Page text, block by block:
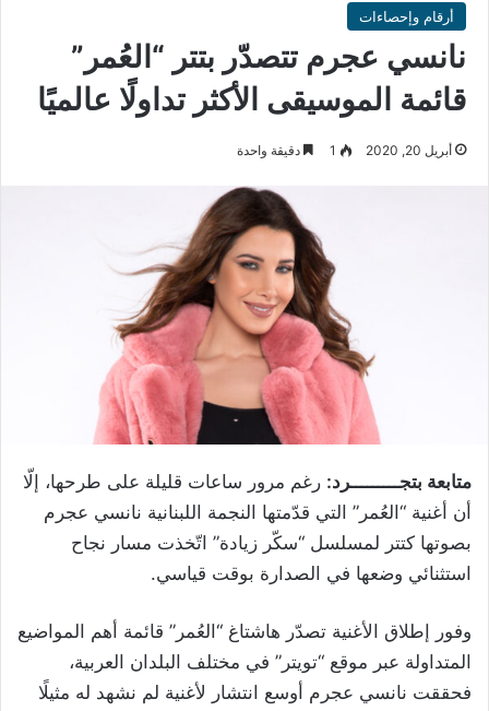
أرقام وإحصاءات
نانسي عجرم تتصدّر بتتر “العُمر”
قائمة الموسيقى الأكثر تداولًا عالميًا
أبريل 20, 2020 1 دقيقة واحدة
متابعة بتجـــــــــرد: رغم مرور ساعات قليلة على طرحها، إلّا
أن أغنية “العُمر” التي قدّمتها النجمة اللبنانية نانسي عجرم
بصوتها كتتر لمسلسل “سكّر زيادة” اتّخذت مسار نجاح
استثنائي وضعها في الصدارة بوقت قياسي.
وفور إطلاق الأغنية تصدّر هاشتاغ “العُمر” قائمة أهم المواضيع
المتداولة عبر موقع “تويتر” في مختلف البلدان العربية،
فحققت نانسي عجرم أوسع انتشار لأغنية لم نشهد له مثيلًا